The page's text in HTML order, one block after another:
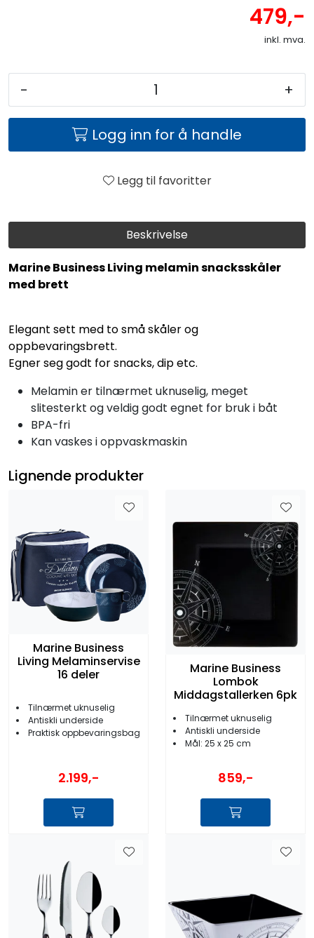
Beskrivelse
Marine Business Living melamin snacksskåler
med brett
Elegant sett med to små skåler og
oppbevaringsbrett.
Egner seg godt for snacks, dip etc.
Melamin er tilnærmet uknuselig, meget
slitesterkt og veldig godt egnet for bruk i båt
BPA-fri
Kan vaskes i oppvaskmaskin
479,-
inkl. mva.
- +
Logg inn for å handle
Legg til favoritter
Lignende produkter
Marine Business
Living Melaminservise
16 deler
Tilnærmet uknuselig
Antiskli underside
Praktisk oppbevaringsbag
2.199,-
Marine Business
Lombok
Middagstallerken 6pk
Tilnærmet uknuselig
Antiskli underside
Mål: 25 x 25 cm
859,-